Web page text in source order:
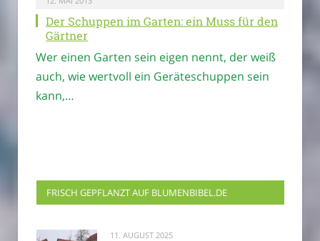
Der Schuppen im Garten: ein Muss für den
Gärtner
Wer einen Garten sein eigen nennt, der weiß
auch, wie wertvoll ein Geräteschuppen sein
kann,…
FRISCH GEPFLANZT AUF BLUMENBIBEL.DE
11. AUGUST 2025